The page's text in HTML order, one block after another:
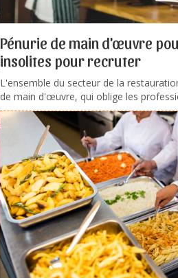
Pénurie de main d'œuvre
insolites pour recruter
L'ensemble du secteur de la
de main d'œuvre, qui oblige les